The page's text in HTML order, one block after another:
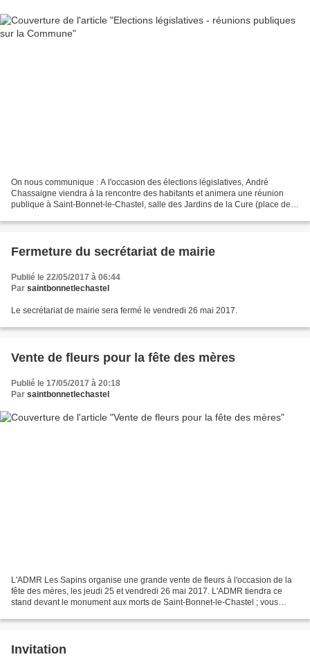
On nous communique : A l'occasion des élections législatives, André
Chassaigne viendra à la rencontre des habitants et animera une réunion
publique à Saint-Bonnet-le-Chastel, salle des Jardins de la Cure (place de
Fermeture du secrétariat de mairie
Publié le 22/05/2017 à 06:44
Par saintbonnetlechastel
Le secrétariat de mairie sera fermé le vendredi 26 mai 2017.
Vente de fleurs pour la fête des mères
Publié le 17/05/2017 à 20:18
Par saintbonnetlechastel
L'ADMR Les Sapins organise une grande vente de fleurs à l'occasion de la
fête des mères, les jeudi 25 et vendredi 26 mai 2017. L'ADMR tiendra ce
stand devant le monument aux morts de Saint-Bonnet-le-Chastel ; vous
Invitation